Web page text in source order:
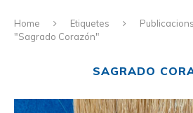
Home Etiquetes
"Sagrado Corazón"
SAGRADO